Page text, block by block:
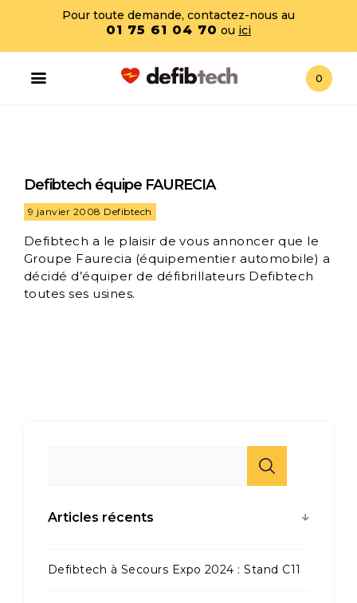
Pour toute demande, contactez-nous au
01 75 61 04 70 ou ici
0
Defibtech équipe FAURECIA
9 janvier 2008 Defibtech
Defibtech a le plaisir de vous annoncer que le
Groupe Faurecia (équipementier automobile) a
décidé d’équiper de défibrillateurs Defibtech
toutes ses usines.
Articles récents
Defibtech à Secours Expo 2024 : Stand C11